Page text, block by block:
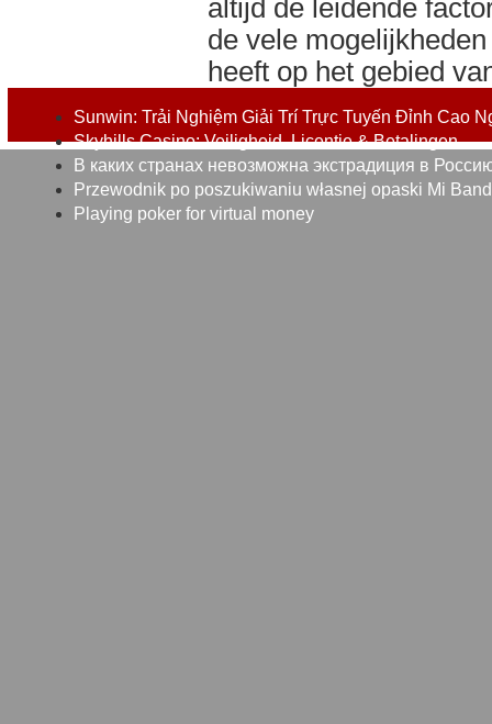
altijd de leidende
de vele
heeft op het gebied
Sunwin: Trải Nghiệm Giải Trí Trực Tuyến Đỉnh Cao
Skyhills Casino: Veiligheid, Licentie & Betalingen
В каких странах невозможна экстрадиция в
Przewodnik po poszukiwaniu własnej opaski Mi
Playing poker for virtual money